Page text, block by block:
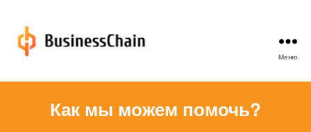
FAQ
Меню
Как мы можем помочь?